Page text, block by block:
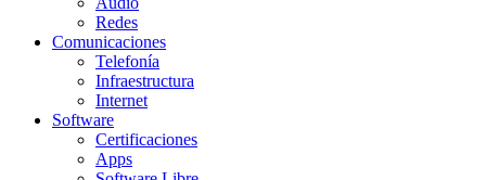
Redes
Comunicaciones
Telefonía
Infraestructura
Internet
Software
Certificaciones
Apps